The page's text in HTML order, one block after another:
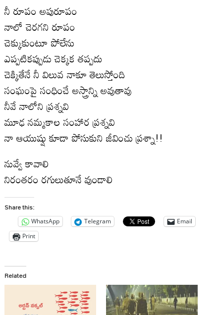
నీ రూపం అపురూపం
నాలో చెరగని రూపం
చెక్కుకుంటూ పోలేను
ఎప్పటికప్పుడు చెక్కక తప్పదు
చెక్కితేనే నీ విలువ నాకూ తెలుస్తోంది
సంఘంపై సంధించే అస్త్రాన్ని అవుతావు
నీవే నాలోని ప్రశ్న‌వి
మూఢ నమ్మకాల సంహార ప్రశ్నవి
నా ఆయుష్షు కూడా పోసుకుని జీవించు ప్రశ్నా!!
నువ్వే కావాలి
నిరంతరం రగులుతూనే వుండాలి
Share this:
WhatsApp Telegram
Email
Print
Related